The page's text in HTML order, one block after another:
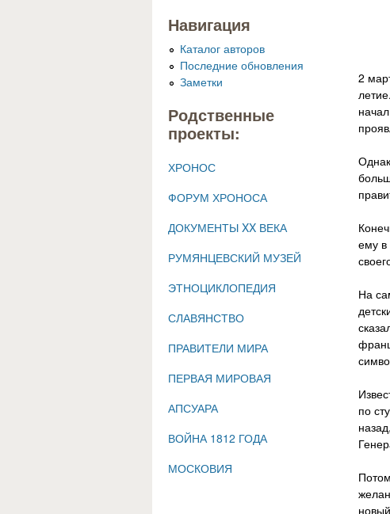
2
ему в
На
по
Навигация
Каталог авторов
Последние обновления
Заметки
Родственные
проекты:
ХРОНОС
ФОРУМ ХРОНОСА
ДОКУМЕНТЫ XX ВЕКА
РУМЯНЦЕВСКИЙ МУЗЕЙ
ЭТНОЦИКЛОПЕДИЯ
СЛАВЯНСТВО
ПРАВИТЕЛИ МИРА
ПЕРВАЯ МИРОВАЯ
АПСУАРА
ВОЙНА 1812 ГОДА
МОСКОВИЯ